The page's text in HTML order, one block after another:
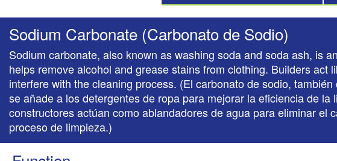
Sodium Carbonate (Carbonato de Sodio)
Sodium carbonate, also known as washing soda and soda ash, is
helps remove alcohol and grease stains from clothing. Builders
interfere with the cleaning process. (El carbonato de sodio,
se añade a los detergentes de ropa para mejorar la eficiencia de
constructores actúan como ablandadores de agua para eliminar
proceso de limpieza.)